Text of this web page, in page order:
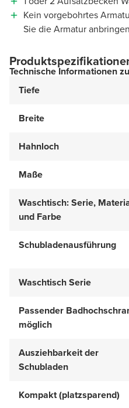
Kein vorgebohrtes
Sie die Armatur
Technische Informationen
Tiefe
Breite
Hahnloch
Maße
Waschtisch: Serie,
und Farbe
Schubladenausführung
Waschtisch Serie
Passender
möglich
Ausziehbarkeit der
Schubladen
Kompakt (platzsparend)